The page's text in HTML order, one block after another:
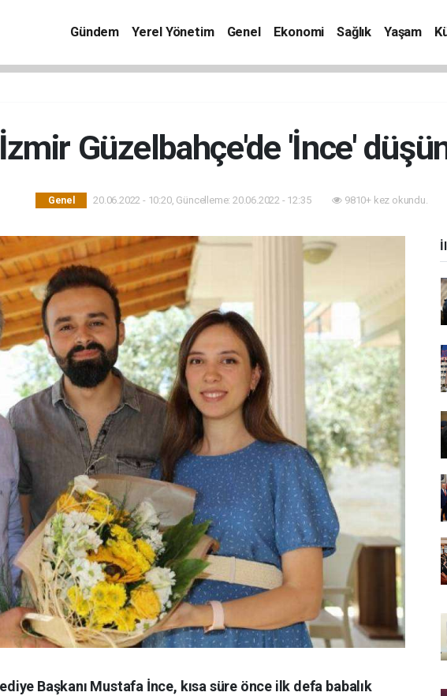
Gündem Yerel Yönetim Genel Ekonomi Sağlık Yaşam
İzmir Güzelbahçe'de 'İnce'
Genel 20.06.2022 - 10:20, Güncelleme: 20.06.2022 - 12:35 9810+ kez okundu.
Başkanı Mustafa İnce, kısa süre önce ilk defa babalık